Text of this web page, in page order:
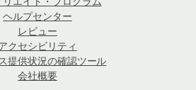
ヘルプセンター
レビュー
クセシビリティ
提供状況の確認ツール
会社概要